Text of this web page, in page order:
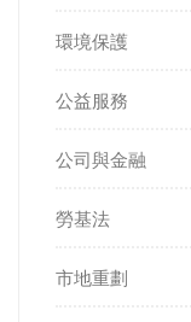
環境保護
公益服務
公司與金融
勞基法
市地重劃